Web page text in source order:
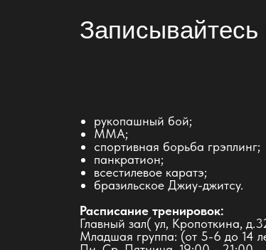
Записывайтесь
рукопашный бой;
ММА;
спортивная борьба грэплинг;
панкратион;
всестилевое каратэ;
бразильское Джиу-джитсу.
Расписание тренировок:
Главный зал( ул, Кропоткина,
Младшая группа: (от 5-6 до 14